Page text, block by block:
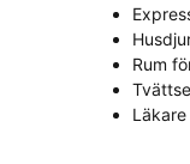
Rum